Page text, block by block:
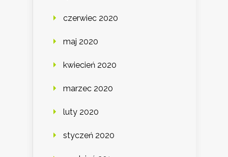
czerwiec 2020
maj 2020
kwiecień 2020
marzec 2020
luty 2020
styczeń 2020